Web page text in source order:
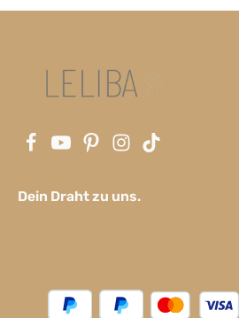
Dein Draht zu uns.